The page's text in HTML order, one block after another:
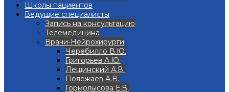
Школы пациентов
Ведущие специалисты
Запись на консультацию
Телемедицина
Врачи-Нейрохирурги
Черебилло В.Ю.
Григорьев А.Ю.
Лещинский А.В.
Полежаев А.В.
Гормолысова Е.В.